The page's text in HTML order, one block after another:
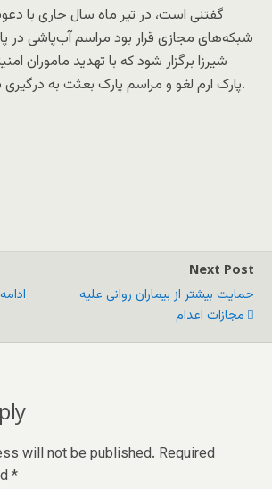
گفتنی است، در تیر ماه سال جاری با
شبکه‌های مجازی قرار بود مراسم آب‌پاشی در
شیرزا برگزار شود که با تهدید ماموران
پارک ارم لغو و مراسم پارک بعثت به درگیری با ماموران می‌انجامد.
Next Post
حمایت بیشتر از بیماران روانی علیه
مجازات اعدام
will not be published. Required
*